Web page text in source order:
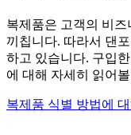
복제품은 고객의 비
끼칩니다. 따라서 댄
하고 있습니다. 구입
에 대해 자세히 읽어
복제품 식별 방법에 대